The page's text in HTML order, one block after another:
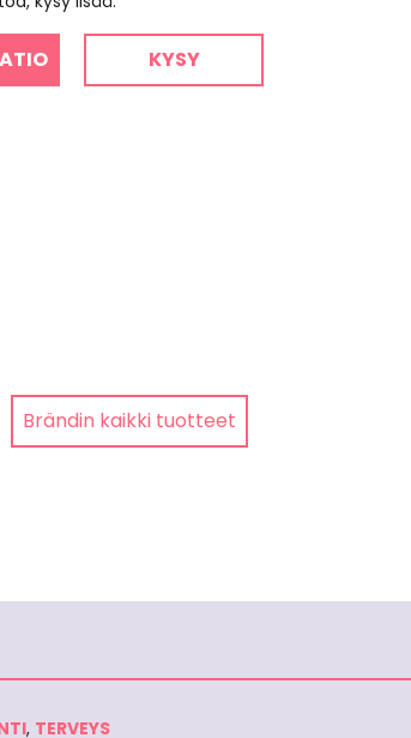
KYSY
Brändin kaikki tuotteet
, TERVEYS